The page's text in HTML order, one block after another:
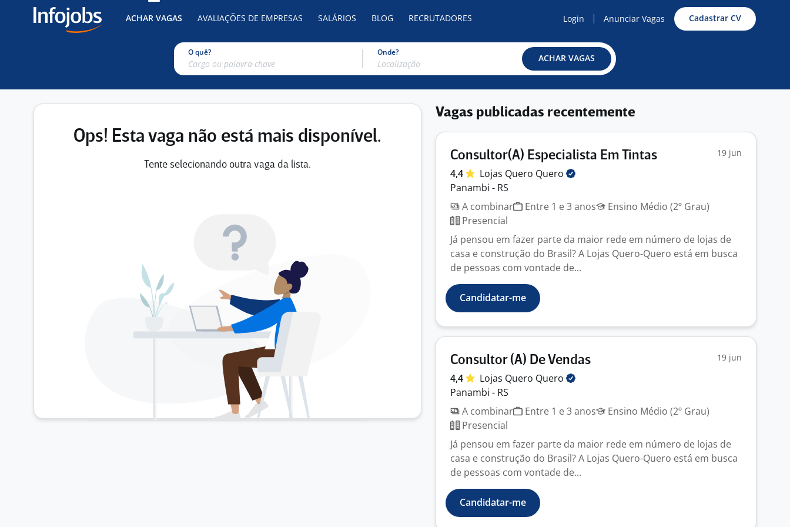
ACHAR VAGAS AVALIAÇÕES DE EMPRESAS SALÁRIOS BLOG RECRUTADORES Login Anunciar Vagas Cadastrar CV
O quê? Onde?
ACHAR VAGAS
Ops! Esta vaga não está mais disponível.
Tente selecionando outra vaga da lista.
Vagas publicadas recentemente
Consultor(A) Especialista Em Tintas 19 jun
4,4 Lojas Quero Quero
Panambi - RS
A combinar
Entre 1 e 3 anos
Ensino Médio (2º Grau)
Presencial
Já pensou em fazer parte da maior rede em número de lojas de
casa e construção do Brasil? A Lojas Quero-Quero está em busca
de pessoas com vontade de...
Candidatar-me
Consultor (A) De Vendas 19 jun
4,4 Lojas Quero Quero
Panambi - RS
A combinar
Entre 1 e 3 anos
Ensino Médio (2º Grau)
Presencial
Já pensou em fazer parte da maior rede em número de lojas de
casa e construção do Brasil? A Lojas Quero-Quero está em busca
de pessoas com vontade de...
Candidatar-me